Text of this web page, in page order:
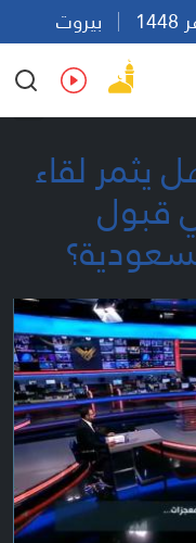
بيروت
Ar En Fr Es
يثمر لقاء
قبول